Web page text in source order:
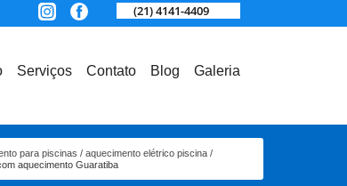
(21) 4141-4409
Serviços Contato Blog Galeria
para piscinas
aquecimento elétrico piscina
aquecimento Guaratiba